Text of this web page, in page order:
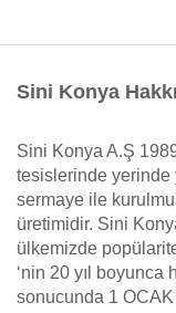
Sini Konya
Sini Konya A.Ş
tesislerinde yerinde
sermaye ile
üretimidir. Sini
ülkemizde
‘nin 20 yıl
sonucunda 1 OCAK